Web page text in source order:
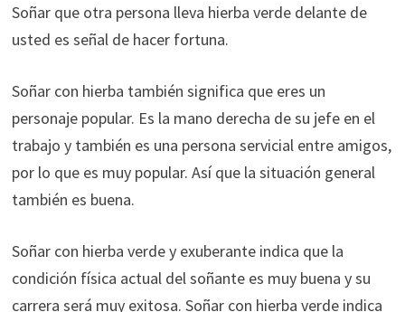
Soñar que otra persona lleva hierba verde delante de
usted es señal de hacer fortuna.
Soñar con hierba también significa que eres un
personaje popular. Es la mano derecha de su jefe en el
trabajo y también es una persona servicial entre amigos,
por lo que es muy popular. Así que la situación general
también es buena.
Soñar con hierba verde y exuberante indica que la
condición física actual del soñante es muy buena y su
carrera será muy exitosa. Soñar con hierba verde indica